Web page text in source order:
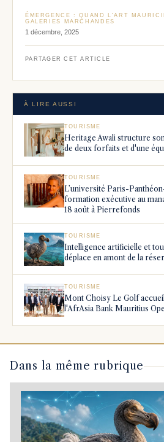
ÉMERGENCE : QUAND L'ART
GALERIES MARCHANDES
1 décembre, 2025
PARTAGER CET ARTICLE
À LIRE AUSSI
TOURISME
Heritage Awali structure
de deux forfaits et d'une
TOURISME
L’université Paris-
formation exécutive au
18 août à Pierrefonds
TOURISME
Intelligence artificielle et
déplace en amont de la
TOURISME
Mont Choisy Le Golf
l'AfrAsia Bank Mauritius
Dans la même rubrique